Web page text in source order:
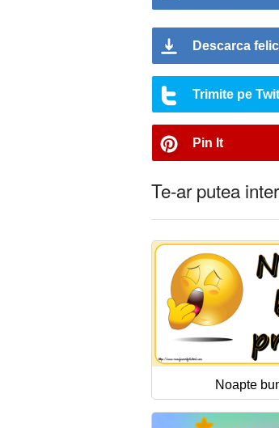
Descarca
Trimite pe
Pin It
Te-ar putea
Noapte